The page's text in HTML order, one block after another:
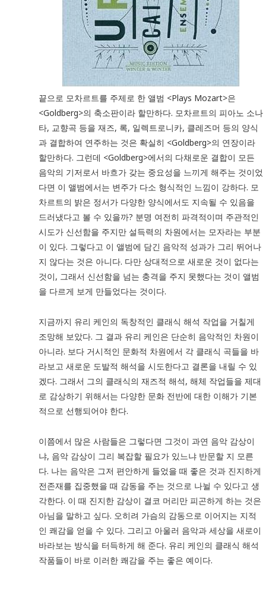
끝으로 모차르트를 주제로 한 앨범 <Plays Mozart>은
<Goldberg>의 축소판이라 할만하다. 모차르트의 피아노 소나
타, 교향곡 등을 재즈, 록, 일렉트로니카, 클레즈머 등의 양식
과 결합하여 연주하는 것은 확실히 <Goldberg>의 연장이라
할만하다. 그런데 <Goldberg>에서의 다채로운 결합이 모든
음악의 기저로서 바흐가 갖는 중요성을 느끼게 해주는 것이었
다면 이 앨범에서는 변주가 다소 형식적인 느낌이 강하다. 모
차르트의 밝은 정서가 다양한 양식에서도 지속될 수 있음을
드러냈다고 볼 수 있을까? 분명 여전히 파격적이며 주관적인
시도가 신선함을 주지만 설득력의 차원에서는 모자라는 부분
이 있다. 그렇다고 이 앨범에 담긴 음악적 성과가 그리 뛰어나
지 않다는 것은 아니다. 다만 상대적으로 새로운 것이 없다는
것이, 그래서 신선함을 넘는 충격을 주지 못했다는 것이 앨범
을 다르게 보게 만들었다는 것이다.
지금까지 유리 케인의 독창적인 클래식 해석 작업을 거칠게
조망해 보았다. 그 결과 유리 케인은 단순히 음악적인 차원이
아니라. 보다 거시적인 문화적 차원에서 각 클래식 곡들을 바
라보고 새로운 도발적 해석을 시도한다고 결론을 내릴 수 있
겠다. 그래서 그의 클래식의 재즈적 해석, 해체 작업들을 제대
로 감상하기 위해서는 다양한 문화 전반에 대한 이해가 기본
적으로 선행되어야 한다.
이쯤에서 많은 사람들은 그렇다면 그것이 과연 음악 감상이
냐, 음악 감상이 그리 복잡할 필요가 있느냐 반문할 지 모른
다. 나는 음악은 그저 편안하게 들었을 때 좋은 것과 진지하게
전존재를 집중했을 때 감동을 주는 것으로 나뉠 수 있다고 생
각한다. 이 때 진지한 감상이 결코 머리만 피곤하게 하는 것은
아님을 말하고 싶다. 오히려 가슴의 감동으로 이어지는 지적
인 쾌감을 얻을 수 있다. 그리고 아울러 음악과 세상을 새로이
바라보는 방식을 터득하게 해 준다. 유리 케인의 클래식 해석
작품들이 바로 이러한 쾌감을 주는 좋은 예이다.